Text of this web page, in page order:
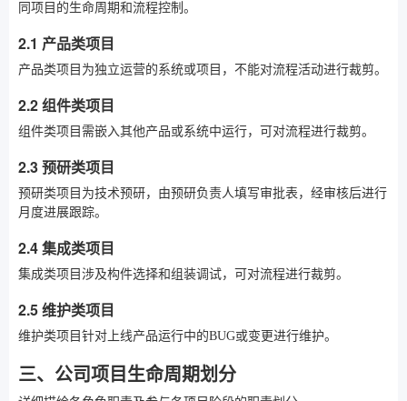
同项目的生命周期和流程控制。
2.1 产品类项目
产品类项目为独立运营的系统或项目，不能对流程活动进行裁剪。
2.2 组件类项目
组件类项目需嵌入其他产品或系统中运行，可对流程进行裁剪。
2.3 预研类项目
预研类项目为技术预研，由预研负责人填写审批表，经审核后进行
月度进展跟踪。
2.4 集成类项目
集成类项目涉及构件选择和组装调试，可对流程进行裁剪。
2.5 维护类项目
维护类项目针对上线产品运行中的BUG或变更进行维护。
三、公司项目生命周期划分